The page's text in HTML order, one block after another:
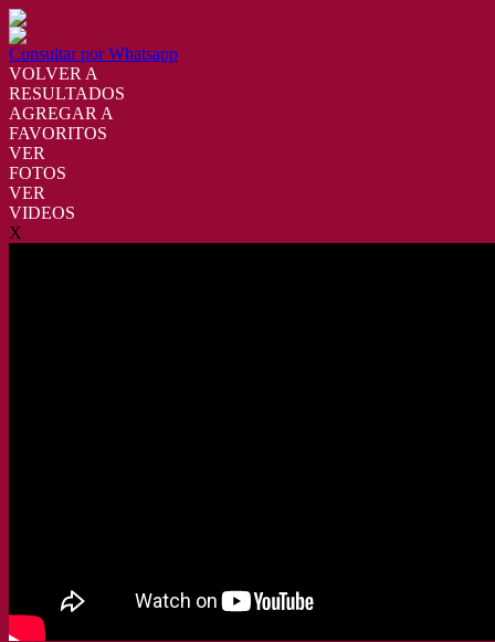
Consultar por Whatsapp
VOLVER A
RESULTADOS
AGREGAR A
FAVORITOS
VER
FOTOS
VER
VIDEOS
X